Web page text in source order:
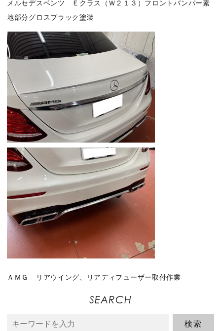
メルセデスベンツ Ｅクラス（Ｗ２１３）フロントバンパー素
地部分グロスブラック塗装
ＡＭＧ リアウイング、リアディフューザー取付作業
SEARCH